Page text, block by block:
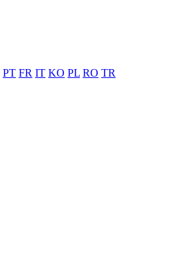
PT FR IT KO PL RO TR